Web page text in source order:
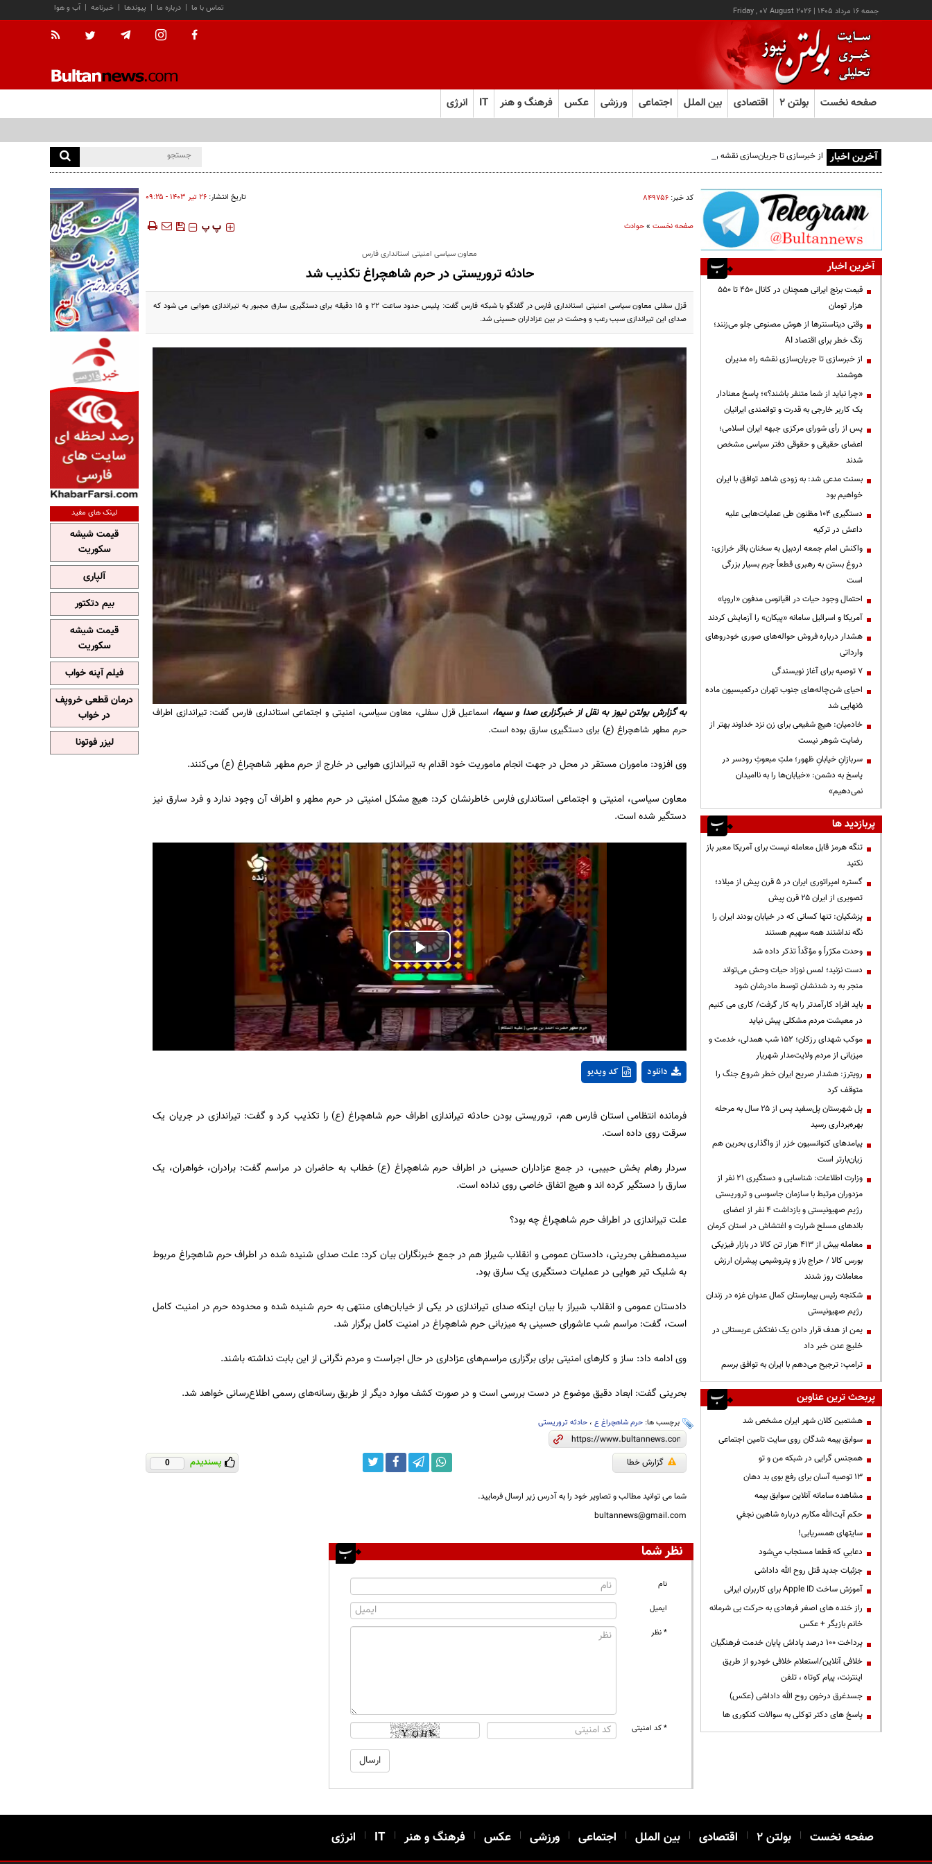
جمعه ۱۶ مرداد ۱۴۰۵ |
Friday , 07 August 2026 آب و هوا | خبرنامه | پیوندها | درباره ما | تماس با ما
صفحه نخست بولتن ۲ اقتصادی بین الملل اجتماعی ورزشی عکس فرهنگ و هنر IT انرژی
آخرین اخبار از خبرسازی تا جریان‌سازی نقشه راه مدیران هوشمند
کد خبر: ۸۴۹۷۵۶ تاریخ انتشار: ۲۶ تير ۱۴۰۳ - ۰۹:۲۵
صفحه نخست»حوادث ‍‍‍ پ پ
معاون سیاسی امنیتی استانداری فارس
حادثه تروریستی در حرم شاهچراغ تکذیب شد
قزل سفلی معاون سیاسی امنیتی استانداری فارس در گفتگو با شبکه فارس گفت: پلیس حدود ساعت ۲۲ و ۱۵ دقیقه برای دستگیری سارق مجبور به تیراندازی هوایی می شود که
صدای این تیراندازی سبب رعب و وحشت در بین عزاداران حسینی شد.
به گزارشبولتن نیوزبه نقل از خبرگزاری صدا و سیما، اسماعیل قزل سفلی، معاون سیاسی، امنیتی و اجتماعی استانداری فارس گفت: تیراندازی اطراف
حرم مطهر شاهچراغ (ع) برای دستگیری سارق بوده است.
وی افزود: ماموران مستقر در محل در جهت انجام ماموریت خود اقدام به تیراندازی هوایی در خارج از حرم مطهر شاهچراغ (ع) می‌کنند.
معاون سیاسی، امنیتی و اجتماعی استانداری فارس خاطرنشان کرد: هیچ مشکل امنیتی در حرم مطهر و اطراف آن وجود ندارد و فرد سارق نیز
دستگیر شده است.
Play
Video
کد ویدیو دانلود
فرمانده انتظامی استان فارس هم، تروریستی بودن حادثه تیراندازی اطراف حرم شاهچراغ (ع) را تکذیب کرد و گفت: تیراندازی در جریان یک
سرقت روی داده است.
سردار رهام بخش حبیبی، در جمع عزاداران حسینی در اطراف حرم شاهچراغ (ع) خطاب به حاضران در مراسم گفت: برادران، خواهران، یک
سارق را دستگیر کرده اند و هیچ اتفاق خاصی روی نداده است.
علت تیراندازی در اطراف حرم شاهچراغ چه بود؟
سیدمصطفی بحرینی، دادستان عمومی و انقلاب شیراز هم در جمع خبرنگاران بیان کرد: علت صدای شنیده شده در اطراف حرم شاهچراغ مربوط
به شلیک تیر هوایی در عملیات دستگیری یک سارق بود.
دادستان عمومی و انقلاب شیراز با بیان اینکه صدای تیراندازی در یکی از خیابان‌های منتهی به حرم شنیده شده و محدوده حرم در امنیت کامل
است، گفت: مراسم شب عاشورای حسینی به میزبانی حرم شاهچراغ در امنیت کامل برگزار شد.
وی ادامه داد: ساز و کار‌های امنیتی برای برگزاری مراسم‌های عزاداری در حال اجراست و مردم نگرانی از این بابت نداشته باشند.
بحرینی گفت: ابعاد دقیق موضوع در دست بررسی است و در صورت کشف موارد دیگر از طریق رسانه‌های رسمی اطلاع‌رسانی خواهد شد.
برچسب ها: حرم شاهچراغ ع، حادثه تروریستی
گزارش خطا پسندیدم 0
شما می توانید مطالب و تصاویر خود را به آدرس زیر ارسال فرمایید.
bultannews@gmail.com
نظر شما
نام
ایمیل
* نظر
* کد امنیتی
آخرین اخبار
قیمت‌ برنج ایرانی همچنان در کانال ۴۵۰ تا ۵۵۰
هزار تومان
وقتی دیتاسنترها از هوش مصنوعی جلو می‌زنند؛
زنگ خطر برای اقتصاد AI
از خبرسازی تا جریان‌سازی نقشه راه مدیران
هوشمند
«چرا نباید از شما متنفر باشند؟»؛ پاسخ معنادار
یک کاربر خارجی به قدرت و توانمندی ایرانیان
پس از رأی شورای مرکزی جبهه ایران اسلامی؛
اعضای حقیقی و حقوقی دفتر سیاسی مشخص
شدند
بسنت مدعی شد: به زودی شاهد توافق با ایران
خواهیم بود
دستگیری ۱۰۴ مظنون طی عملیات‌هایی علیه
داعش در ترکیه
واکنش امام جمعه اردبیل به سخنان باقر خرازی:
دروغ بستن به رهبری قطعاً جرم بسیار بزرگی
است
احتمال وجود حیات در اقیانوس مدفون «اروپا»
آمریکا و اسرائیل سامانه «پیکان» را آزمایش کردند
هشدار درباره فروش حواله‌های صوری خودروهای
وارداتی
۷ توصیه برای آغاز نویسندگی
احیای شن‌چاله‌های جنوب تهران درکمیسیون ماده
۵نهایی شد
خادمیان: هیچ شفیعی برای زن نزد خداوند بهتر از
رضایت شوهر نیست
سربازانِ خیابانِ ظهور؛ ملتِ مبعوثِ رودسر در
پاسخ به دشمن: «خیابان‌ها را به ناامیدان
نمی‌دهیم»
پربازدید ها
تنگه هرمز قابل معامله نیست برای آمریکا معبر باز
نکنید
گستره امپراتوری ایران در ۵ قرن پیش از میلاد؛
تصویری از ایران ۲۵ قرن پیش
پزشکیان: تنها کسانی که در خیابان بودند ایران را
نگه نداشتند همه سهیم هستند
وحدت مکرّراً و مؤکّداً تذکر داده شد
دست نزنید؛ لمس نوزاد حیات وحش می‌تواند
منجر به رد شدنشان توسط مادرشان شود
باید افراد کارآمدتر را به کار گرفت/ کاری می کنیم
در معیشت مردم مشکلی پیش نیاید
موکب شهدای رزکان؛ ۱۵۲ شب همدلی، خدمت و
میزبانی از مردم ولایت‌مدار شهریار
رویترز: هشدار صریح ایران خطر شروع جنگ را
متوقف کرد
پل شهرستان پل‌سفید پس از ۲۵ سال به مرحله
بهره‌برداری رسید
پیامدهای کنوانسیون خزر از واگذاری بحرین هم
زیان‌بارتر است
وزارت اطلاعات: شناسایی و دستگیری ۲۱ نفر از
مزدوران مرتبط با سازمان جاسوسی و تروریستی
رژیم صهیونیستی و بازداشت ۴ نفر از اعضای
باندهای مسلح شرارت و اغتشاش در استان کرمان
معامله بیش از ۴۱۳ هزار تن کالا در بازار فیزیکی
بورس کالا / حراج باز و پتروشیمی پیشران ارزش
معاملات روز شدند
شکنجه رئیس بیمارستان کمال عدوان غزه در زندان
رژیم صهیونیستی
یمن از هدف قرار دادن یک نفتکش عربستانی در
خلیج عدن خبر داد
ترامپ: ترجیح می‌دهم با ایران به توافق برسم
پربحث ترین عناوین
هشتمین کلان شهر ایران مشخص شد
سوابق بیمه شدگان روی سایت تامین اجتماعی
همجنس گرایی در شبکه من و تو
13 توصیه آسان برای رفع بوی بد دهان
مشاهده سامانه آنلاين سوابق بیمه
حكم آيت‌الله مكارم درباره شاهين نجفي
سایتهای همسریابی!
دعايي كه قطعا مستجاب مي‌شود
جزئیات جدید قتل روح الله داداشی
آموزش ساخت Apple ID برای کاربران ایرانی
راز خنده های اصغر فرهادی به حرکت بی شرمانه
خانم بازیگر + عکس
پرداخت ۱۰۰ درصد پاداش پایان خدمت فرهنگیان
خلافی آنلاین/استعلام خلافی خودرو از طریق
اینترنت، پیام کوتاه ، تلفن
جسدغرق درخون روح الله داداشی (عکس)
پاسخ های دکتر توکلی به سوالات کنکوری ها
لینک های مفید
قیمت شیشه
سکوریت
آلپاری
بیم دتکتور
قیمت شیشه
سکوریت
فیلم آپنه خواب
درمان قطعی خروپف
در خواب
لیزر فوتونا
صفحه نخست | بولتن ۲ | اقتصادی | بین الملل | اجتماعی | ورزشی | عکس | فرهنگ و هنر |
IT
| انرژی